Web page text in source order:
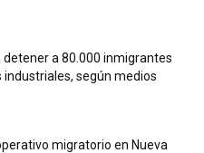
a 80.000 inmigrantes
industriales, según medios
migratorio en Nueva